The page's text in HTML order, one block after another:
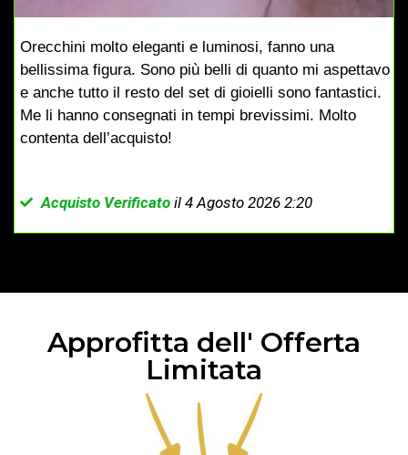
Orecchini molto eleganti e luminosi, fanno una
bellissima figura. Sono più belli di quanto mi aspettavo
e anche tutto il resto del set di gioielli sono fantastici.
Me li hanno consegnati in tempi brevissimi. Molto
contenta dell’acquisto!
Acquisto Verificatoil 4 Agosto 2026 2:20
Approfitta dell' Offerta
Limitata